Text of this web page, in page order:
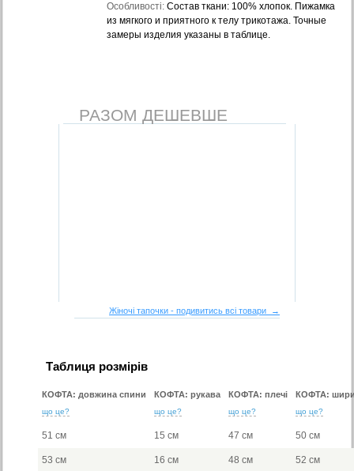
Особливості: Состав ткани: 100% хлопок. Пижамка
из мягкого и приятного к телу трикотажа. Точные
замеры изделия указаны в таблице.
РАЗОМ ДЕШЕВШЕ
Жіночі тапочки - подивитись всі товари →
Таблиця розмірів
КОФТА: довжина спини
що це?
КОФТА: рукава
що це?
КОФТА: плечі
що це?
КОФТА:
що це?
51 см 15 см 47 см 50 см
53 см 16 см 48 см 52 см